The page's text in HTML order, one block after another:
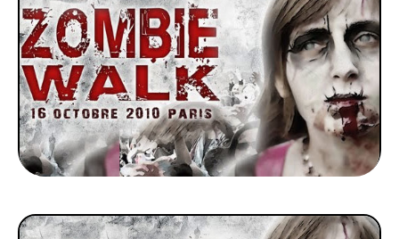
FOOD
BONS PLANS
SOUTENEZ KULTT